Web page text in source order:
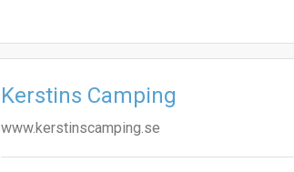
Kerstins Camping
www.kerstinscamping.se